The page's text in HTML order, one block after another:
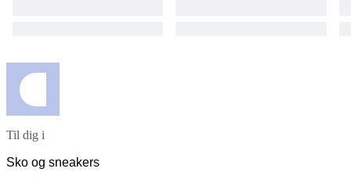
Til dig i
Sko og sneakers